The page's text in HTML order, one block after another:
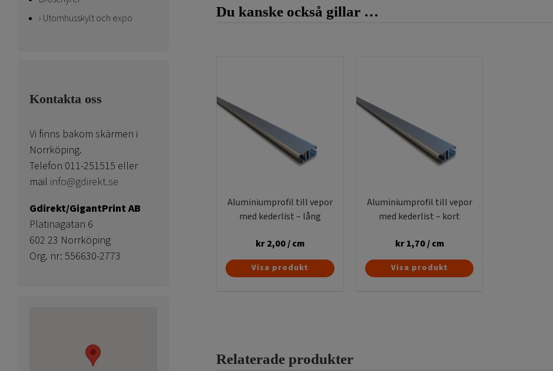
Du kanske också gillar …
Aluminiumprofil till vepor
med kederlist – lång
kr2,00/ cm
Visa produkt
Aluminiumprofil till vepor
med kederlist – kort
kr1,70/ cm
Visa produkt
Relaterade produkter
Utomhusskylt och expo
Kontakta oss
Vi finns bakom skärmen i
Norrköping.
Telefon 011-251515 eller
mail info@gdirekt.se
Gdirekt/GigantPrint AB
Platinagatan 6
602 23 Norrköping
Org. nr: 556630-2773